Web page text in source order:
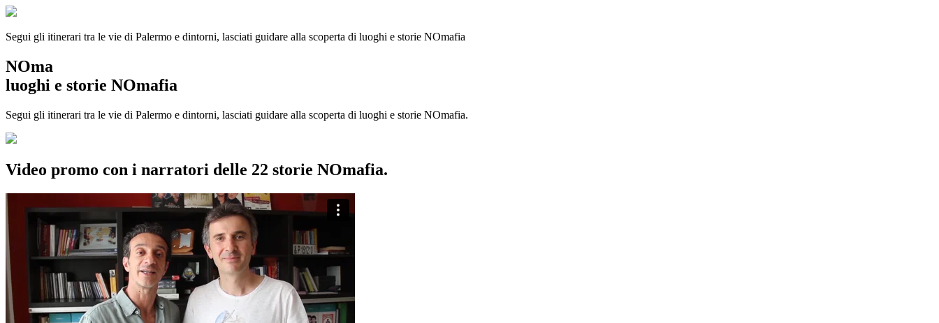
Segui gli itinerari tra le vie di Palermo e dintorni, lasciati guidare alla scoperta di luoghi e storie NOmafia
NOma
luoghi e storie NOmafia
Segui gli itinerari tra le vie di Palermo e dintorni, lasciati guidare alla scoperta di luoghi e storie NOmafia.
Video promo con i narratori delle 22 storie NOmafia.